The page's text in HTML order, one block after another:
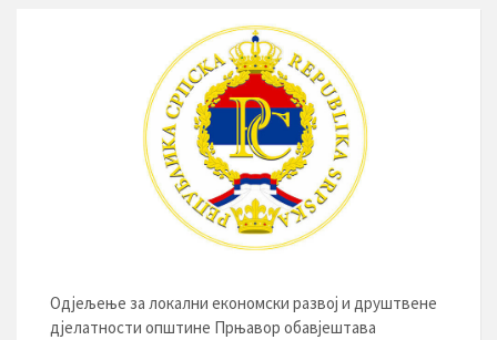
Одјељење за локални економски развој и друштвене
дјелатности општине Прњавор обавјештава